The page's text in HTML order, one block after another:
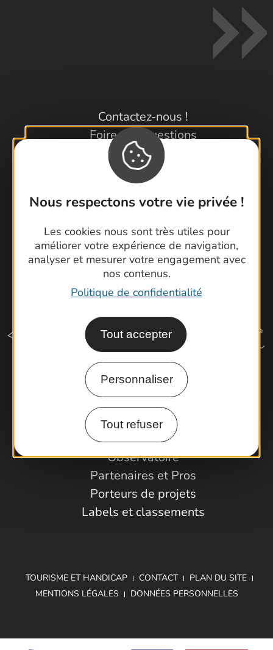
Nous respectons votre vie privée !
Les cookies nous sont très utiles pour
améliorer votre expérience de navigation,
analyser et mesurer votre engagement avec
nos contenus.
Politique de confidentialité
Tout accepter
Personnaliser
Tout refuser
Contactez-nous !
Foire aux questions
Brochures
Cartoguides et Topoguides
Espace Pro
Observatoire
Partenaires et Pros
Porteurs de projets
Labels et classements
TOURISME ET HANDICAP CONTACT
PLAN DU SITE
MENTIONS LÉGALES
DONNÉES PERSONNELLES